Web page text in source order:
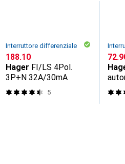
Interruttore differenziale
CHF
188.10
Hager FI/LS 4Pol.
3P+N 32A/30mA
5
CHF